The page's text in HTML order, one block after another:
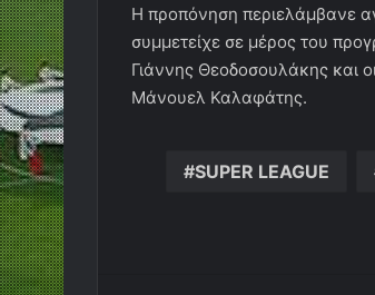
Η προπόνηση περιελάμβανε
συμμετείχε σε μέρος του
Γιάννης Θεοδοσουλάκης και
Μάνουελ Καλαφάτης.
SUPER LEAGUE